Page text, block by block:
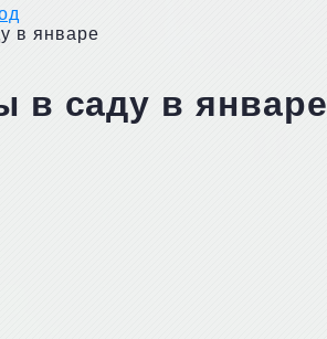
в январе
в саду в январе